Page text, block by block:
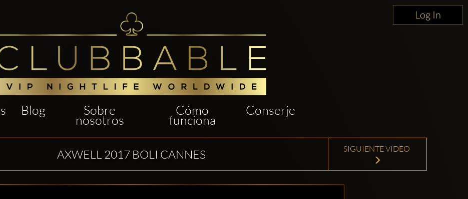
Log In
Blog Sobre
nosotros
Cómo
funciona
Conserje
AXWELL 2017 BOLI CANNES SIGUIENTE VIDEO